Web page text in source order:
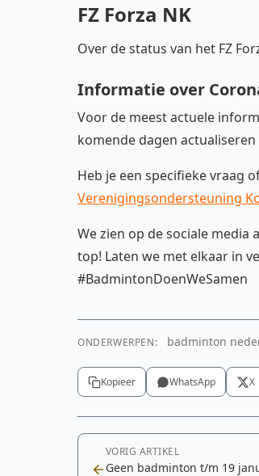
FZ Forza NK
Over de status van het FZ
Informatie over
Voor de meest actuele
komende dagen
Heb je een specifieke vraag
Verenigingsondersteuning
We zien op de sociale
top! Laten we met elkaar in
#BadmintonDoenWeSamen
ONDERWERPEN: badminton
Kopieer WhatsApp X
VORIG ARTIKEL
Geen badminton t/m 19